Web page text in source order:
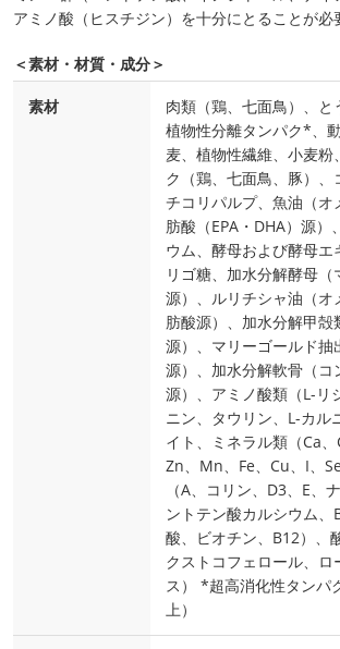
アミノ酸（ヒスチジン）を十分にとることが必
＜素材・材質・成分＞
素材
肉類（鶏、七面鳥）、と
植物性分離タンパク*、
麦、植物性繊維、小麦
ク（鶏、七面鳥、豚）、
チコリパルプ、魚油（オ
肪酸（EPA・DHA）源）
ウム、酵母および酵母エ
リゴ糖、加水分解酵母
源）、ルリチシャ油（オ
肪酸源）、加水分解甲殻
源）、マリーゴールド抽
源）、加水分解軟骨（コ
源）、アミノ酸類（L-リ
ニン、タウリン、L-カル
イト、ミネラル類（Ca、
Zn、Mn、Fe、Cu、I、
（A、コリン、D3、E、
ントテン酸カルシウム
酸、ビオチン、B12）、
クストコフェロール、ロ
ス） *超高消化性タンパ
上）